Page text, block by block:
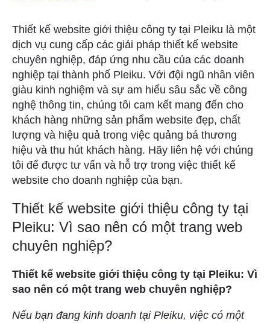
Thiết kế website giới thiệu công ty tại Pleiku là một
dịch vụ cung cấp các giải pháp thiết kế website
chuyên nghiệp, đáp ứng nhu cầu của các doanh
nghiệp tại thành phố Pleiku. Với đội ngũ nhân viên
giàu kinh nghiệm và sự am hiểu sâu sắc về công
nghệ thông tin, chúng tôi cam kết mang đến cho
khách hàng những sản phẩm website đẹp, chất
lượng và hiệu quả trong việc quảng bá thương
hiệu và thu hút khách hàng. Hãy liên hệ với chúng
tôi để được tư vấn và hỗ trợ trong việc thiết kế
website cho doanh nghiệp của bạn.
Thiết kế website giới thiệu công ty tại
Pleiku: Vì sao nên có một trang web
chuyên nghiệp?
Thiết kế website giới thiệu công ty tại Pleiku: Vì
sao nên có một trang web chuyên nghiệp?
Nếu bạn đang kinh doanh tại Pleiku, việc có một